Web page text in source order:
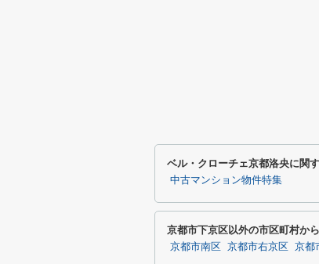
ベル・クローチェ京都洛央に関
中古マンション物件特集
京都市下京区以外の市区町村か
京都市南区 京都市右京区 京都